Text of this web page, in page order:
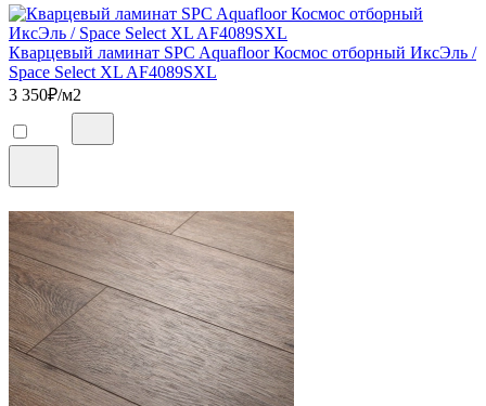
Кварцевый ламинат SPC Aquafloor Космос отборный ИксЭль /
Space Select XL AF4089SXL
3 350₽/м2